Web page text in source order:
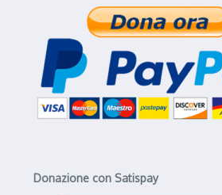
Donazione con Satispay